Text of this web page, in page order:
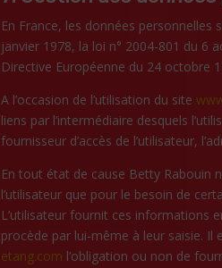
En France, les données
janvier 1978, la loi n° 2004-801 du 6
Directive Européenne du 24 octobre
A l’occasion de l’utilisation du site
liens par l’intermédiaire desquels
fournisseur d’accès de l’utilisateur,
En tout état de cause Betty Rabouin
l’utilisateur que pour le besoin de
L’utilisateur fournit ces informations
procède par lui-même à leur saisie. Il
etang.com l’obligation ou non de